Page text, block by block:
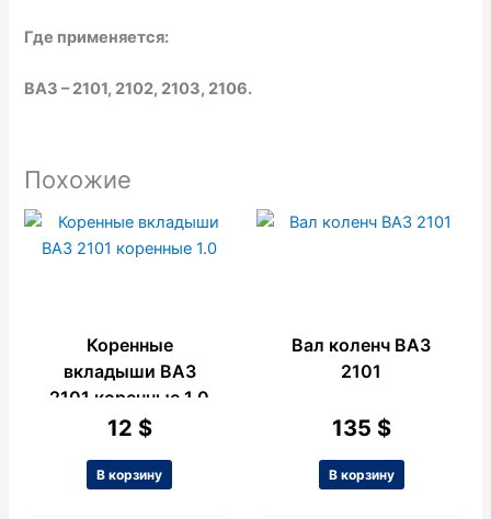
Где применяется:
ВАЗ – 2101, 2102, 2103, 2106.
Похожие
Коренные
вкладыши ВАЗ
2101 коренные 1.0
12 $
В корзину
Вал коленч ВАЗ
2101
135 $
В корзину